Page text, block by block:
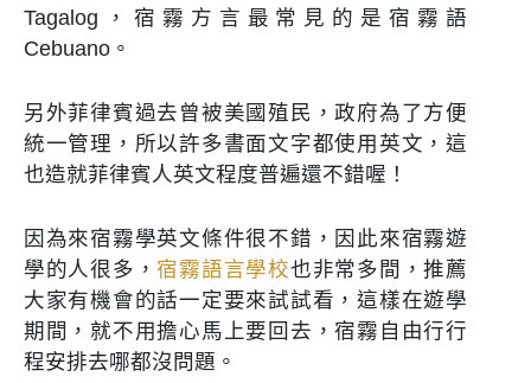
Tagalog，宿霧方言最常見的是宿霧語
Cebuano。
另外菲律賓過去曾被美國殖民，政府為了方便
統一管理，所以許多書面文字都使用英文，這
也造就菲律賓人英文程度普遍還不錯喔！
因為來宿霧學英文條件很不錯，因此來宿霧遊
學的人很多，宿霧語言學校也非常多間，推薦
大家有機會的話一定要來試試看，這樣在遊學
期間，就不用擔心馬上要回去，宿霧自由行行
程安排去哪都沒問題。